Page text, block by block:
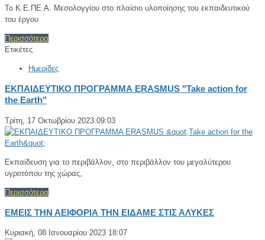
Το Κ.Ε.ΠΕ.Α. Μεσολογγίου στο πλαίσιο υλοποίησης του εκπαιδευτικού
του έργου
Περισσότερα
Ετικέτες
Ημερίδες
ΕΚΠΑΙΔΕΥΤΙΚΟ ΠΡΟΓΡΑΜΜΑ ERASMUS "Take action for
the Earth"
Τρίτη, 17 Οκτωβρίου 2023 09:03
Εκπαίδευση για το περιβάλλον, στο περιβάλλον του μεγαλύτερου
υγροτόπου της χώρας,
Περισσότερα
ΕΜΕΙΣ ΤΗΝ ΑΕΙΦΟΡΙΑ ΤΗΝ ΕΙΔΑΜΕ ΣΤΙΣ ΑΛΥΚΕΣ
Κυριακή, 08 Ιανουαρίου 2023 18:07